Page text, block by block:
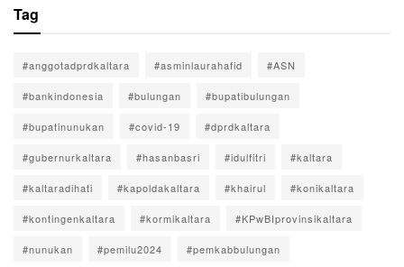
Tag
#anggotadprdkaltara #asminlaurahafid #ASN
#bankindonesia #bulungan #bupatibulungan
#bupatinunukan #covid-19 #dprdkaltara
#gubernurkaltara #hasanbasri #idulfitri #kaltara
#kaltaradihati #kapoldakaltara #khairul #konikaltara
#kontingenkaltara #kormikaltara #KPwBIprovinsikaltara
#nunukan #pemilu2024 #pemkabbulungan